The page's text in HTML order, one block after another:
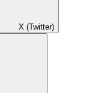
X (Twitter)